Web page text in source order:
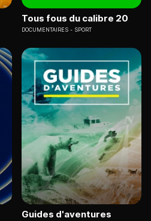
Tous fous du calibre 20
DOCUMENTAIRES SPORT
Guides d'aventures